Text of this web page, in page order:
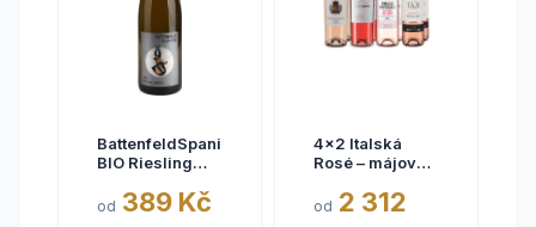
BattenfeldSpanier
BIO Riesling
2025,
od 389 Kč
4x2 Italská
Rosé – májové
od 2 312